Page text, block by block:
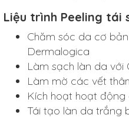
Liệu trình Peeling tái
Chăm sóc da cơ
Dermalogica
Làm sạch làn da với
Làm mờ các vết
Kích hoạt hoạt động
Tái tạo làn da trắng